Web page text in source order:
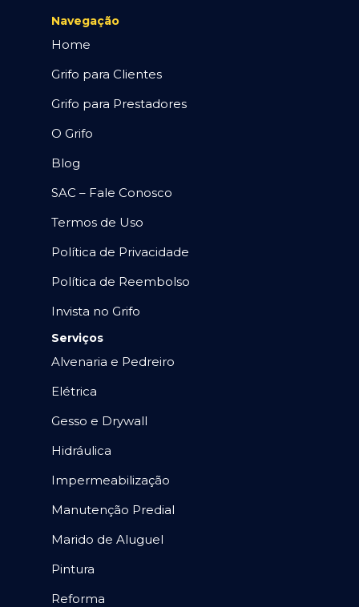
Navegação
Home
Grifo para Clientes
Grifo para Prestadores
O Grifo
Blog
SAC – Fale Conosco
Termos de Uso
Política de Privacidade
Política de Reembolso
Invista no Grifo
Serviços
Alvenaria e Pedreiro
Elétrica
Gesso e Drywall
Hidráulica
Impermeabilização
Manutenção Predial
Marido de Aluguel
Pintura
Reforma